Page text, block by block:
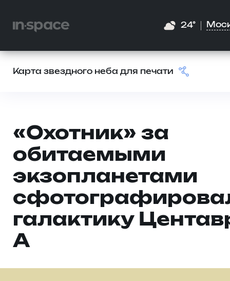
24°
Карта звездного неба для печати
«Охотник» за
обитаемыми
экзопланетами
галактику
A